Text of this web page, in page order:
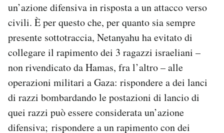
un’azione difensiva in risposta a un attacco verso
civili. È per questo che, per quanto sia sempre
presente sottotraccia, Netanyahu ha evitato di
collegare il rapimento dei 3 ragazzi israeliani –
non rivendicato da Hamas, fra l’altro – alle
operazioni militari a Gaza: rispondere a dei lanci
di razzi bombardando le postazioni di lancio di
quei razzi può essere considerata un’azione
difensiva; rispondere a un rapimento con dei